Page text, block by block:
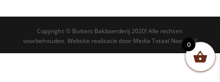
Copyright © Buiters Bakboerderij 2020! Alle rechten
voorbehouden. Website realisatie door Media Totaal Noord BV
0